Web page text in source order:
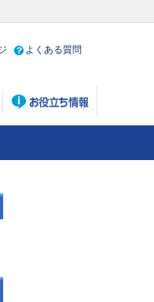
よくある質問